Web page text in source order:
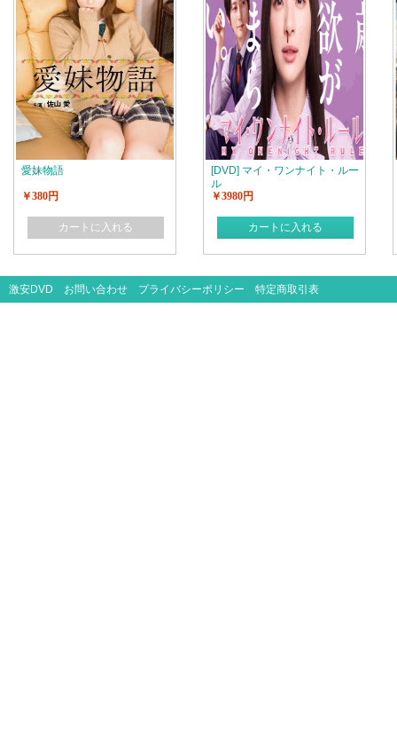
愛妹物語
￥380円
カートに入れる
[DVD] マイ・ワンナイト・ルー
ル
￥3980円
カートに入れる
激安DVD お問い合わせ プライバシーポリシー 特定商取引表